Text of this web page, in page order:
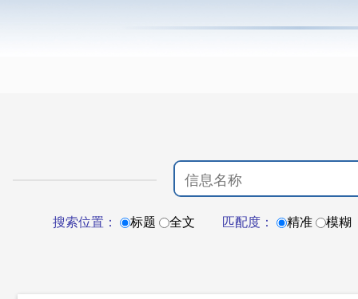
搜索位置： 标题 全文 匹配度： 精准 模糊